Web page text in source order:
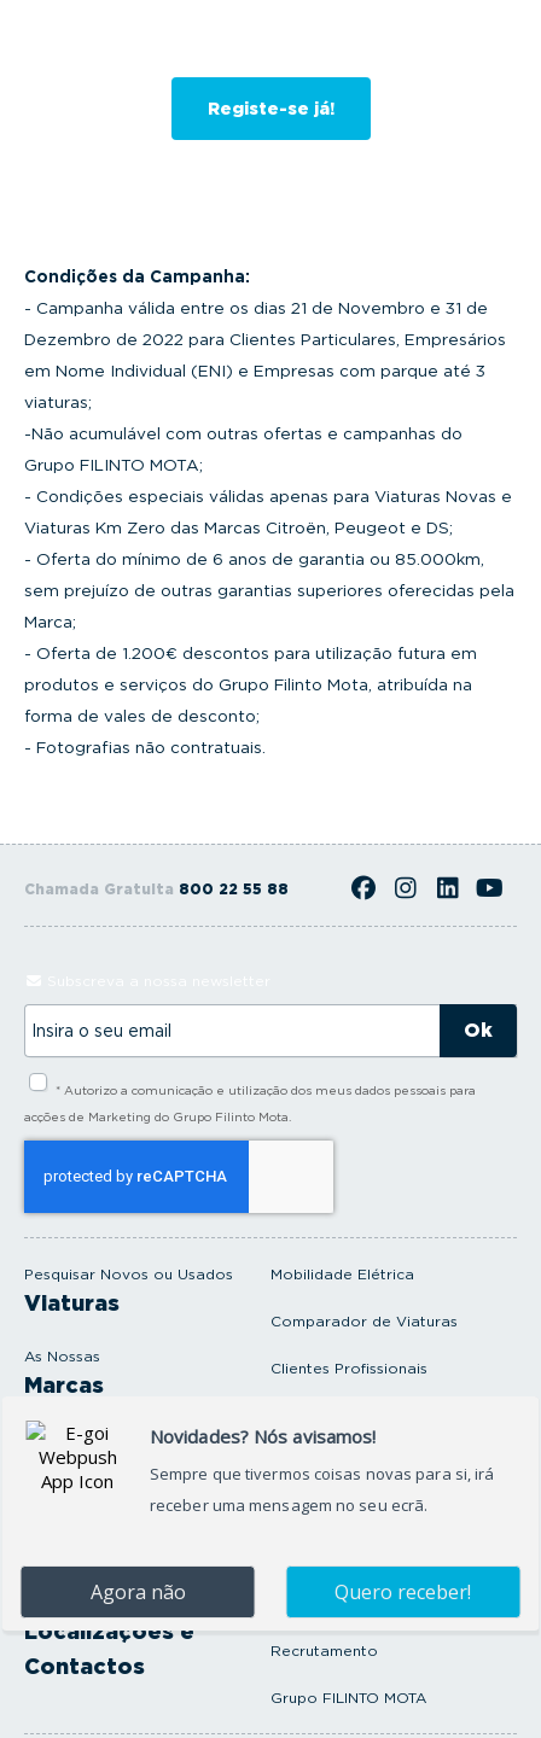
Registe-se já!
Condições da Campanha:
- Campanha válida entre os dias 21 de Novembro e 31 de
Dezembro de 2022 para Clientes Particulares, Empresários
em Nome Individual (ENI) e Empresas com parque até 3
viaturas;
-Não acumulável com outras ofertas e campanhas do
Grupo FILINTO MOTA;
- Condições especiais válidas apenas para Viaturas Novas e
Viaturas Km Zero das Marcas Citroën, Peugeot e DS;
- Oferta do mínimo de 6 anos de garantia ou 85.000km,
sem prejuízo de outras garantias superiores oferecidas pela
Marca;
- Oferta de 1.200€ descontos para utilização futura em
produtos e serviços do Grupo Filinto Mota, atribuída na
forma de vales de desconto;
- Fotografias não contratuais.
Chamada Gratuita 800 22 55 88
Pesquisar Novos ou Usados
Viaturas
As Nossas
Marcas
Produtos e serviços
Oficina
Onde Estamos
Localizações e
Contactos
Mobilidade Elétrica
Comparador de Viaturas
Clientes Profissionais
Seguros Protector
Artigos e Notícias
Recrutamento
Grupo FILINTO MOTA
s
* Autorizo a comunicação e utilização dos meus dados pessoais para
acções de Marketing do Grupo Filinto Mota.